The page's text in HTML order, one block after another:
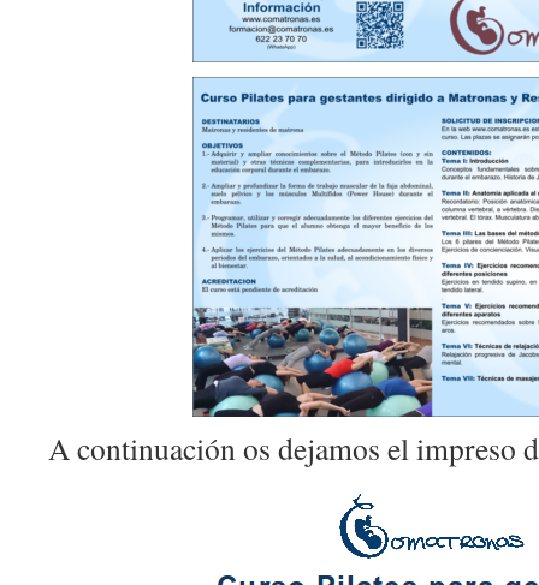
A continuación os dejamos el impreso